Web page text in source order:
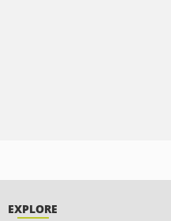
EXPLORE